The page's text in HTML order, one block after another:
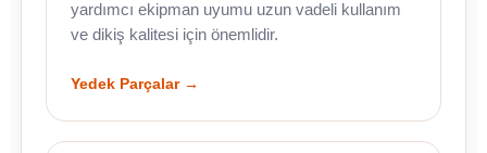
yardımcı ekipman uyumu uzun vadeli kullanım
ve dikiş kalitesi için önemlidir.
Yedek Parçalar →